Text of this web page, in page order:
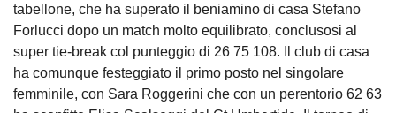
tabellone, che ha superato il beniamino di casa Stefano
Forlucci dopo un match molto equilibrato, conclusosi al
super tie-break col punteggio di 26 75 108. Il club di casa
ha comunque festeggiato il primo posto nel singolare
femminile, con Sara Roggerini che con un perentorio 62 63